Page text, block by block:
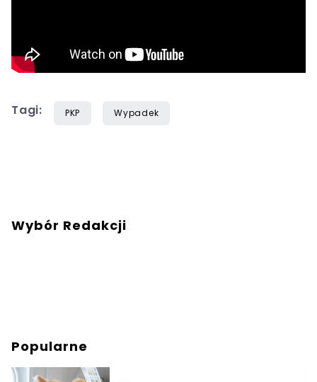
Tagi: PKP Wypadek
Wybór Redakcji
Popularne